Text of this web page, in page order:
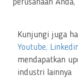
perusahaan
Kunjungi juga
Youtube,
mendapatkan
industri lainnya